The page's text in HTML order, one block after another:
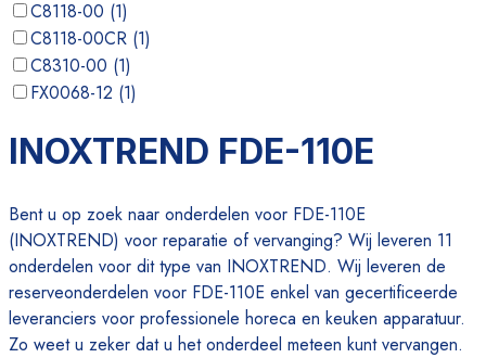
C8118-00 (1)
C8118-00CR (1)
C8310-00 (1)
FX0068-12 (1)
HR-605(1)
INOXTREND FDE-110E
Bent u op zoek naar onderdelen voor FDE-110E
(INOXTREND) voor reparatie of vervanging? Wij leveren 11
onderdelen voor dit type van INOXTREND. Wij leveren de
reserveonderdelen voor FDE-110E enkel van gecertificeerde
leveranciers voor professionele horeca en keuken apparatuur.
Zo weet u zeker dat u het onderdeel meteen kunt vervangen.